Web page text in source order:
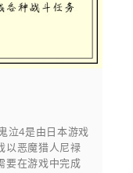
泣4是由日本游戏
以恶魔猎人尼禄
要在游戏中完成